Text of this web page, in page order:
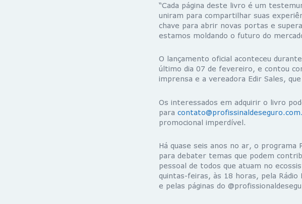
“Cada página deste livro é um
uniram para compartilhar suas
chave para abrir novas portas e
estamos moldando o futuro do
O lançamento oficial aconteceu
último dia 07 de fevereiro, e contou
imprensa e a vereadora Edir Sales,
Os interessados em adquirir o livro
para
promocional imperdível.
Há quase seis anos no ar, o programa
para debater temas que podem
pessoal de todos que atuam no
quintas-feiras, às 18 horas, pela Rádio
e pelas páginas do